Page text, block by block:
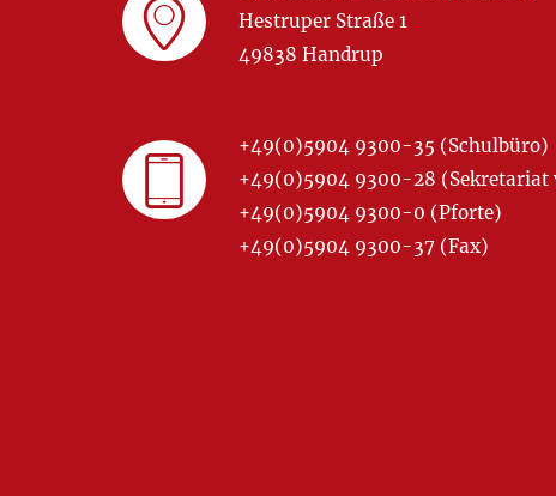
Hestruper Straße 1
49838 Handrup
+49(0)5904 9300-35 (Schulbüro)
+49(0)5904 9300-28 (Sekretariat
+49(0)5904 9300-0 (Pforte)
+49(0)5904 9300-37 (Fax)